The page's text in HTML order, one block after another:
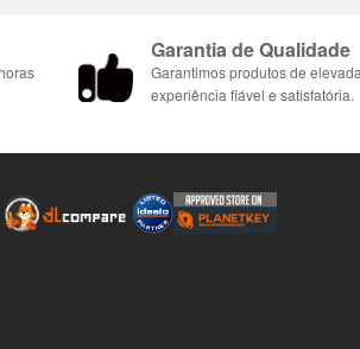
Garantia de Qualidade
Garantimos produtos de
experiência fiável e satisfatória.